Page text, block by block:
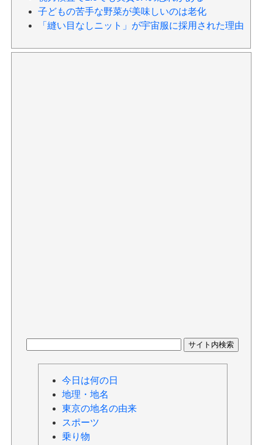
子どもの苦手な野菜が美味しいのは老化
「縫い目なしニット」が宇宙服に採用された理由
今日は何の日
地理・地名
東京の地名の由来
スポーツ
乗り物